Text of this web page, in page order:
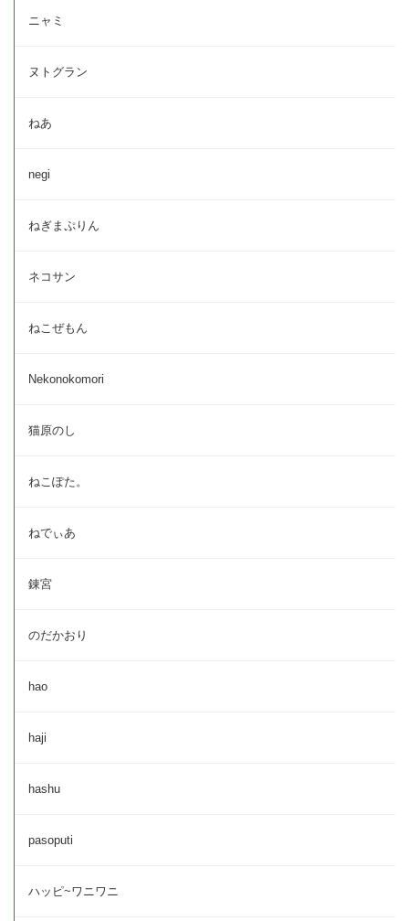
ニャミ
ヌトグラン
ねあ
negi
ねぎまぷりん
ネコサン
ねこぜもん
Nekonokomori
猫原のし
ねこぽた。
ねでぃあ
錬宮
のだかおり
hao
haji
hashu
pasoputi
ハッピ~ワニワニ